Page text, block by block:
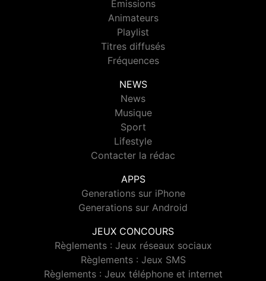
Emissions
Animateurs
Playlist
Titres diffusés
Fréquences
NEWS
News
Musique
Sport
Lifestyle
Contacter la rédac
APPS
Generations sur iPhone
Generations sur Android
JEUX CONCOURS
Règlements : Jeux réseaux sociaux
Règlements : Jeux SMS
Règlements : Jeux téléphone et internet